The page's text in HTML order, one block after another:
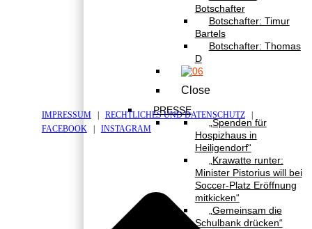
Botschafter
Botschafter: Timur
Bartels
Botschafter: Thomas
D
Close
PRESSE
„Spenden für
Hospizhaus in
Heiligendorf“
„Krawatte runter:
Minister Pistorius will bei
Soccer-Platz Eröffnung
mitkicken“
„Gemeinsam die
Schulbank drücken“
IMPRESSUM| RECHTLICHES UND DATENSCHUTZ|
FACEBOOK| INSTAGRAM